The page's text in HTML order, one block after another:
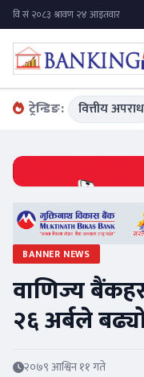
ट्रेन्डिङ: वित्तीय अपराध
BANNER NEWS
वाणिज्य
२६ अर्बले
२०७९ आश्विन ११ गते